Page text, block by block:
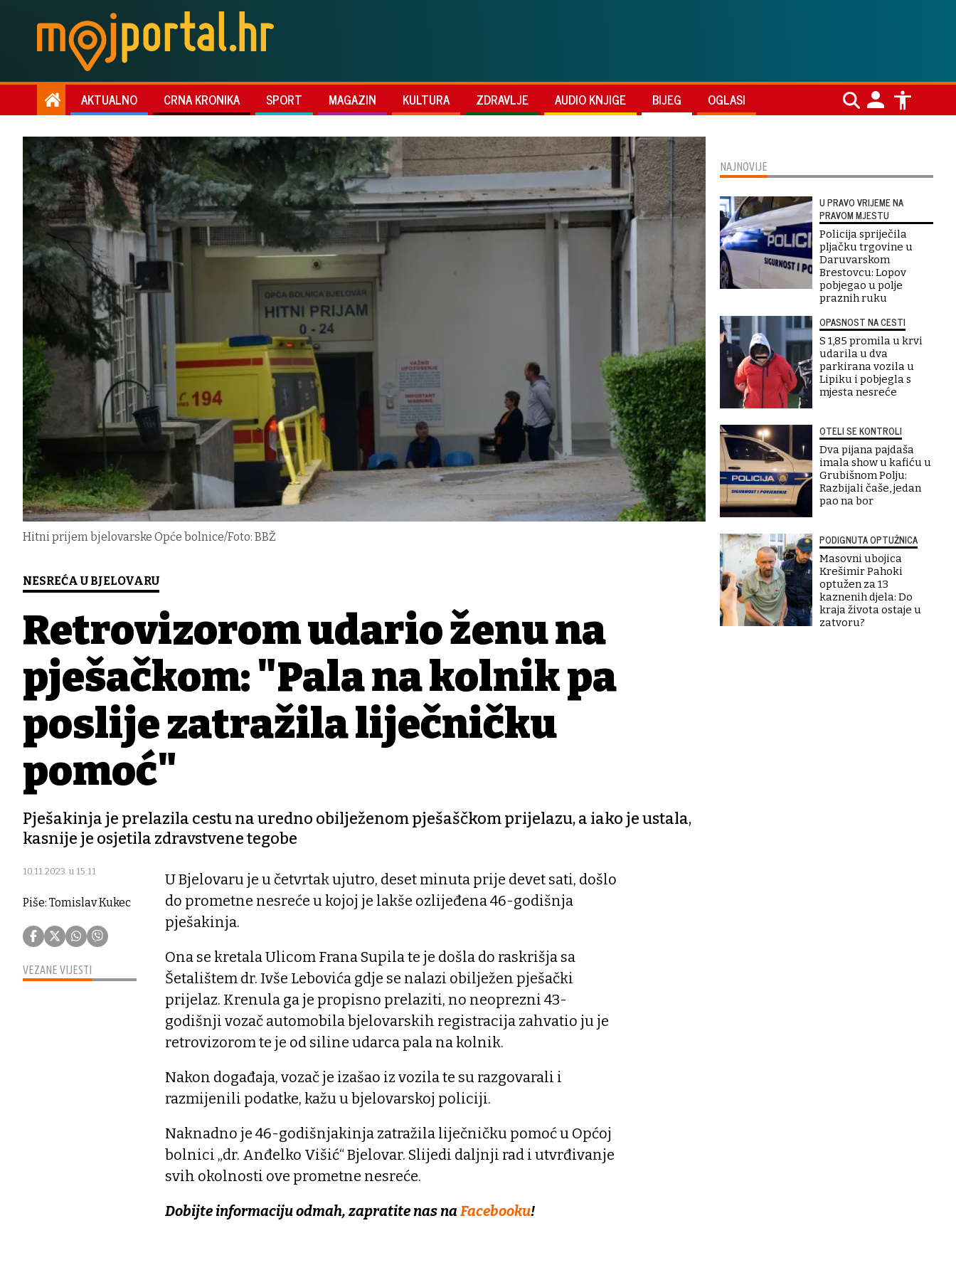
AKTUALNO CRNA KRONIKA SPORT MAGAZIN KULTURA ZDRAVLJE AUDIO KNJIGE BIJEG OGLASI
Hitni prijem bjelovarske Opće bolnice/Foto: BBŽ
NESREĆA U BJELOVARU
Retrovizorom udario ženu na
pješačkom: "Pala na kolnik pa
poslije zatražila liječničku
pomoć"
Pješakinja je prelazila cestu na uredno obilježenom pješaščkom prijelazu, a iako je ustala,
kasnije je osjetila zdravstvene tegobe
10.11.2023. u 15:11
Piše: Tomislav Kukec
VEZANE VIJESTI
U Bjelovaru je u četvrtak ujutro, deset minuta prije devet sati, došlo
do prometne nesreće u kojoj je lakše ozlijeđena 46-godišnja
pješakinja.
Ona se kretala Ulicom Frana Supila te je došla do raskrišja sa
Šetalištem dr. Ivše Lebovića gdje se nalazi obilježen pješački
prijelaz. Krenula ga je propisno prelaziti, no neoprezni 43-
godišnji vozač automobila bjelovarskih registracija zahvatio ju je
retrovizorom te je od siline udarca pala na kolnik.
Nakon događaja, vozač je izašao iz vozila te su razgovarali i
razmijenili podatke, kažu u bjelovarskoj policiji.
Naknadno je 46-godišnjakinja zatražila liječničku pomoć u Općoj
bolnici „dr. Anđelko Višić“ Bjelovar. Slijedi daljnji rad i utvrđivanje
svih okolnosti ove prometne nesreće.
Dobijte informaciju odmah, zapratite nas na Facebooku!
NAJNOVIJE
U PRAVO VRIJEME NA
PRAVOM MJESTU
Policija spriječila
pljačku trgovine u
Daruvarskom
Brestovcu: Lopov
pobjegao u polje
praznih ruku
OPASNOST NA CESTI
S 1,85 promila u krvi
udarila u dva
parkirana vozila u
Lipiku i pobjegla s
mjesta nesreće
OTELI SE KONTROLI
Dva pijana pajdaša
imala show u kafiću u
Grubišnom Polju:
Razbijali čaše, jedan
pao na bor
PODIGNUTA OPTUŽNICA
Masovni ubojica
Krešimir Pahoki
optužen za 13
kaznenih djela: Do
kraja života ostaje u
zatvoru?